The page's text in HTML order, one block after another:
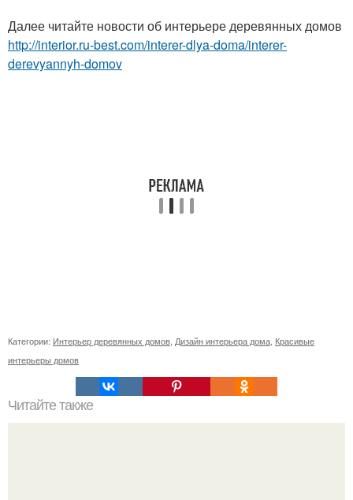
Далее читайте новости об интерьере деревянных домов
http://interior.ru-best.com/interer-dlya-doma/interer-
derevyannyh-domov
Категории: Интерьер деревянных домов Дизайн интерьера дома Красивые
интерьеры домов
Читайте также